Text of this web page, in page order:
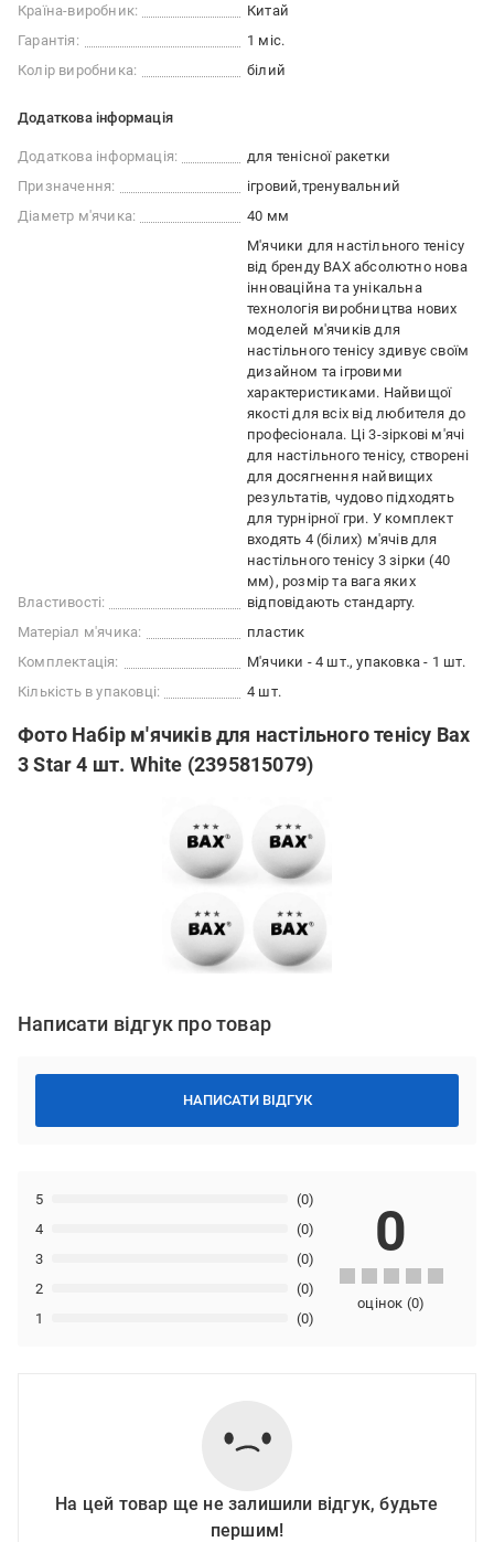
Країна-виробник:
Китай
Гарантія:
1 міс.
Колір виробника:
білий
Додаткова інформація
Додаткова інформація:
для тенісної ракетки
Призначення:
ігровий тренувальний
Діаметр м'ячика:
40 мм
Властивості:
М'ячики для настільного тенісу
від бренду BAX абсолютно нова
інноваційна та унікальна
технологія виробництва нових
моделей м'ячиків для
настільного тенісу здивує своїм
дизайном та ігровими
характеристиками. Найвищої
якості для всіх від любителя до
професіонала. Ці 3-зіркові м'ячі
для настільного тенісу, створені
для досягнення найвищих
результатів, чудово підходять
для турнірної гри. У комплект
входять 4 (білих) м'ячів для
настільного тенісу 3 зірки (40
мм), розмір та вага яких
відповідають стандарту.
Матеріал м'ячика:
пластик
Комплектація:
М'ячики - 4 шт., упаковка - 1 шт.
Кількість в упаковці:
4 шт.
Фото Набір м'ячиків для настільного тенісу Bax
3 Star 4 шт. White (2395815079)
Написати відгук про товар
НАПИСАТИ ВІДГУК
1 (0)
2 (0)
3 (0)
4 (0)
5 (0)
0
оцінок (0)
На цей товар ще не залишили відгук, будьте
першим!